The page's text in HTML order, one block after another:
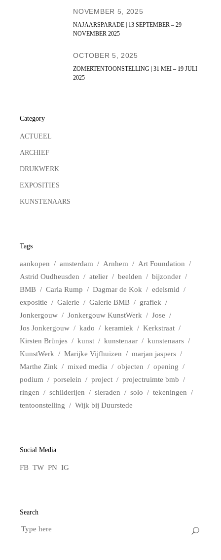
NOVEMBER 5, 2025
NAJAARSPARADE | 13 SEPTEMBER – 29
NOVEMBER 2025
OCTOBER 5, 2025
ZOMERTENTOONSTELLING | 31 MEI – 19 JULI
2025
Category
ACTUEEL
ARCHIEF
DRUKWERK
EXPOSITIES
KUNSTENAARS
Tags
aankopen amsterdam Arnhem
Art Foundation
Astrid Oudheusden
atelier beelden
bijzonder
BMB
Carla Rump Dagmar de Kok
edelsmid
expositie
Galerie Galerie BMB
grafiek
Jonkergouw
Jonkergouw KunstWerk
Jose
Jos Jonkergouw
kado keramiek
Kerkstraat
Kirsten Brünjes
kunst kunstenaar
kunstenaars
KunstWerk
Marijke Vijfhuizen
marjan jaspers
Marthe Zink
mixed media objecten
opening
podium
porselein project
projectruimte bmb
ringen
schilderijen sieraden solo
tekeningen
tentoonstelling
Wijk bij Duurstede
Social Media
FB TW PN IG
Search
Search
for: